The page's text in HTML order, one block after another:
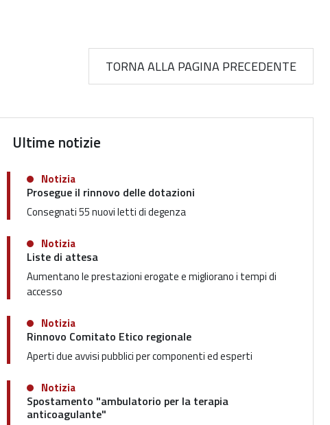
TORNA ALLA PAGINA PRECEDENTE
Ultime notizie
Notizia
Prosegue il rinnovo delle dotazioni
Consegnati 55 nuovi letti di degenza
Notizia
Liste di attesa
Aumentano le prestazioni erogate e migliorano i tempi di
accesso
Notizia
Rinnovo Comitato Etico regionale
Aperti due avvisi pubblici per componenti ed esperti
Notizia
Spostamento "ambulatorio per la terapia
anticoagulante"